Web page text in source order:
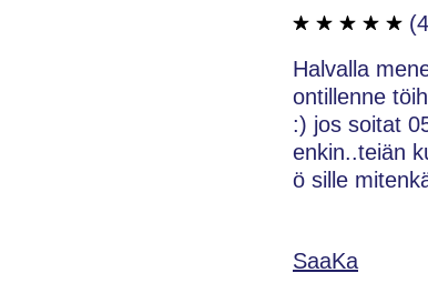
Halvalla
ontillenne
:) jos soitat
enkin..teiän
ö sille
SaaKa